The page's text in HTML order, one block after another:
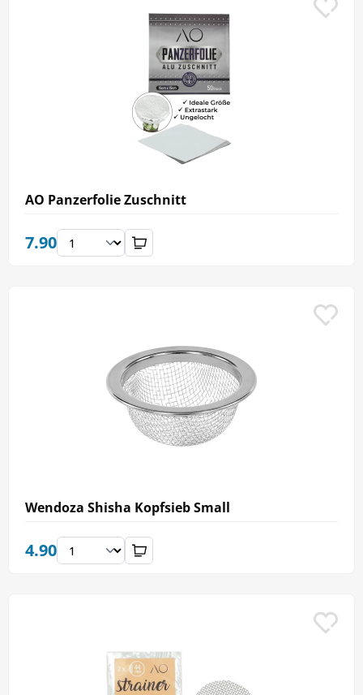
AO Panzerfolie Zuschnitt
7.90
Wendoza Shisha Kopfsieb Small
4.90